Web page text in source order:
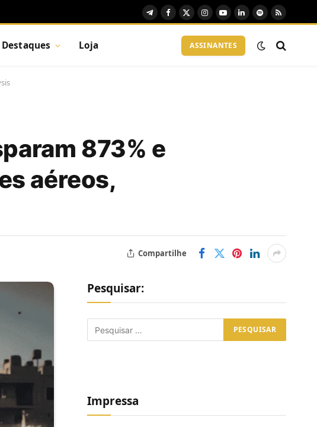
TelegramFacebook
X
Instagram
YouTubeLinkedIn
Spotify
RSS
Destaques Loja ASSINANTES
873% e
aéreos,
Compartilhe
Pesquisar:
Impressa